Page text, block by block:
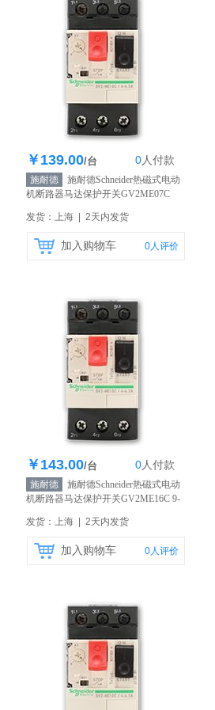
库存1000个
￥139.00/台 0人付款
施耐德
施耐德Schneider热磁式电动
机断路器马达保护开关GV2ME07C
发货：上海 | 2天内发货
加入购物车 0人评价
库存1000个
￥143.00/台 0人付款
施耐德
施耐德Schneider热磁式电动
机断路器马达保护开关GV2ME16C 9-
发货：上海 | 2天内发货
加入购物车 0人评价